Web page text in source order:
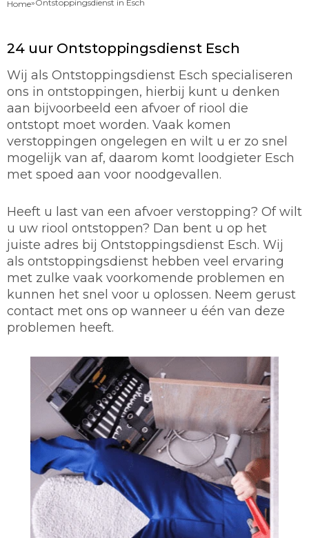
Home»Ontstoppingsdienst in Esch
24 uur Ontstoppingsdienst Esch
Wij als Ontstoppingsdienst Esch specialiseren
ons in ontstoppingen, hierbij kunt u denken
aan bijvoorbeeld een afvoer of riool die
ontstopt moet worden. Vaak komen
verstoppingen ongelegen en wilt u er zo snel
mogelijk van af, daarom komt loodgieter Esch
met spoed aan voor noodgevallen.
Heeft u last van een afvoer verstopping? Of wilt
u uw riool ontstoppen? Dan bent u op het
juiste adres bij Ontstoppingsdienst Esch. Wij
als ontstoppingsdienst hebben veel ervaring
met zulke vaak voorkomende problemen en
kunnen het snel voor u oplossen. Neem gerust
contact met ons op wanneer u één van deze
problemen heeft.